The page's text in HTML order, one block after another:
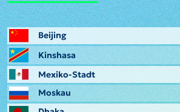
Beijing
Kinshasa
Mexiko-Stadt
Moskau